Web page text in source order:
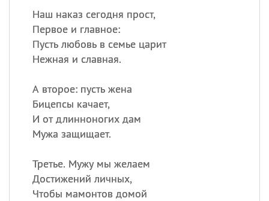
Наш наказ сегодня прост,
Первое и главное:
Пусть любовь в семье царит
Нежная и славная.
А второе: пусть жена
Бицепсы качает,
И от длинноногих дам
Мужа защищает.
Третье. Мужу мы желаем
Достижений личных,
Чтобы мамонтов домой